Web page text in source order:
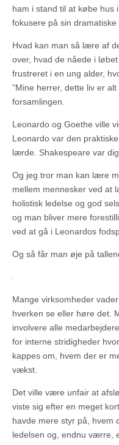
ham i stand til at købe hus
fokusere på sin dramatiske
Hvad kan man så lære af
over, hvad de nåede i
frustreret i en ung alder,
”Mine herrer, dette liv er
forsamlingen.
Leonardo og Goethe ville
Leonardo var den
lærde. Shakespeare var
Og jeg tror man kan lære
mellem mennesker ved at
holistisk ledelse og god
og man bliver mere
ved at gå i Leonardos
Og så får man øje på
Mange virksomheder
hverken se eller høre det.
involvere alle
for interne stridigheder
kappes om, hvem der er
vækst.
Det ville være unfair at
viste sig efter en meget
havde mere styr på, hvem
ledelsen og, endnu værre,